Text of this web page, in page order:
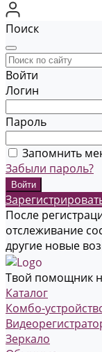
Поиск
Войти
Логин
Пароль
Запомнить
Забыли пароль?
После
отслеживание
другие новые
Твой помощник
Каталог
Комбо-
Зеркало